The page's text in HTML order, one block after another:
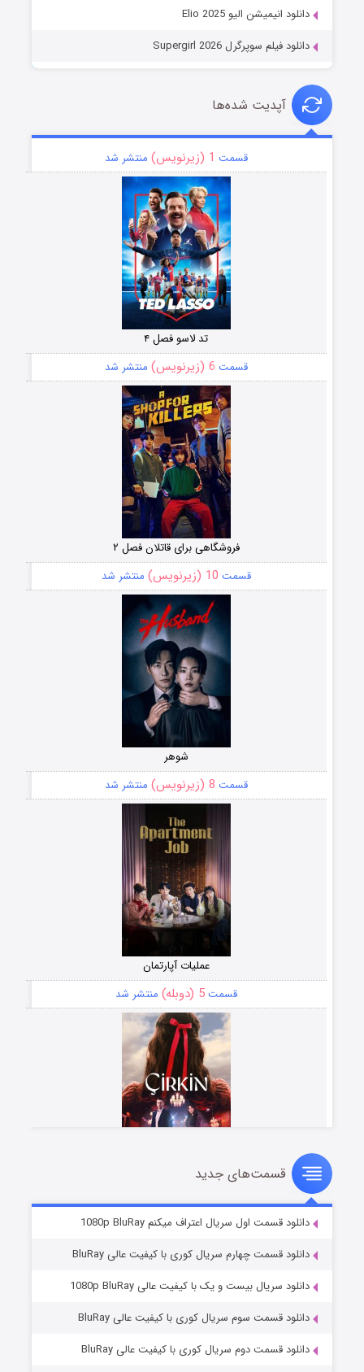
دانلود انیمیشن الیو Elio 2025
دانلود فیلم سوپرگرل Supergirl 2026
آپدیت شده‌ها
قسمت 1 (زیرنویس) منتشر شد
تد لاسو فصل ۴
قسمت 6 (زیرنویس) منتشر شد
فروشگاهی برای قاتلان فصل ۲
قسمت 10 (زیرنویس) منتشر شد
شوهر
قسمت 8 (زیرنویس) منتشر شد
عملیات آپارتمان
قسمت5 (دوبله) منتشر شد
سریال زشت
قسمت2 (زیرنویس) منتشر شد
قسمت‌های جدید
دانلود قسمت اول سریال اعتراف میکنم 1080p BluRay
دانلود قسمت چهارم سریال کوری با کیفیت عالی BluRay
دانلود سریال بیست و یک با کیفیت عالی 1080p BluRay
دانلود قسمت سوم سریال کوری با کیفیت عالی BluRay
دانلود قسمت دوم سریال کوری با کیفیت عالی BluRay